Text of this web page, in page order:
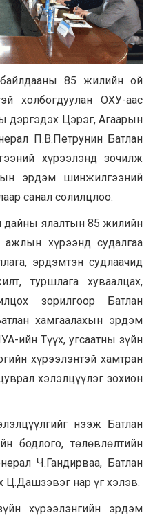
85 жилийн ой
холбогдуулан ОХУ-аас
дэргэдэх Цэрэг, Агаарын
П.В.Петрунин Батлан
хүрээлэнд зочилж
эрдэм шинжилгээний
санал солилцлоо.
ялалтын 85 жилийн
ажлын хүрээнд судалгаа
эрдэмтэн судлаачид
туршлага хуваалцах,
зорилгоор Батлан
хамгаалахын эрдэм
ийн Түүх, угсаатны зүйн
хүрээлэнтэй хамтран
хэлэлцүүлэг зохион
нээж Батлан
бодлого, төлөвлөлтийн
Ч.Гандирваа, Батлан
Ц.Дашзэвэг нар үг хэлэв.
хүрээлэнгийн эрдэм